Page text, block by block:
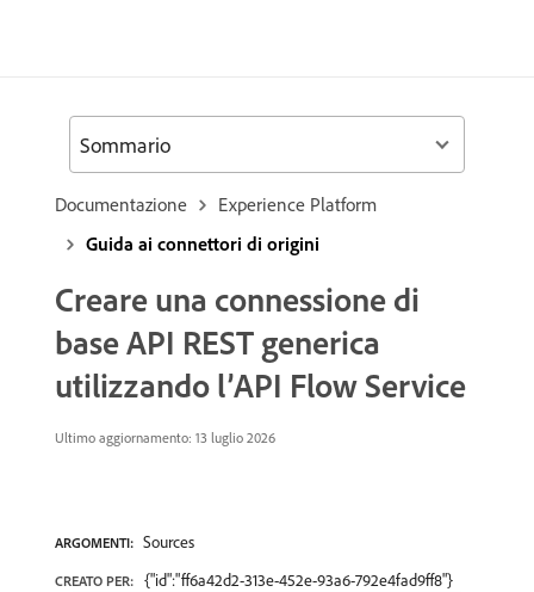
Documentazione
Experience Platform
Guida ai connettori di origini
Creare una connessione di
base API REST generica
utilizzando l’API Flow Service
Ultimo aggiornamento: 13 luglio 2026
ARGOMENTI: Sources
CREATO PER: {"id":"ff6a42d2-313e-452e-93a6-792e4fad9ff8"}
Sommario